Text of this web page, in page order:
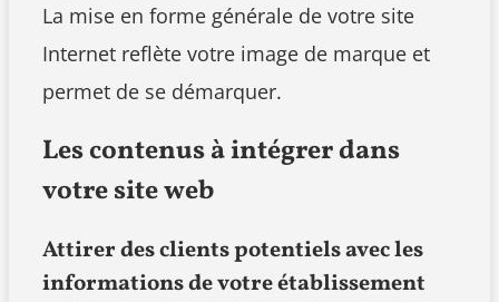
La mise en forme générale de votre site
Internet reflète votre image de marque et
permet de se démarquer.
Les contenus à intégrer dans
votre site web
Attirer des clients potentiels avec les
informations de votre établissement